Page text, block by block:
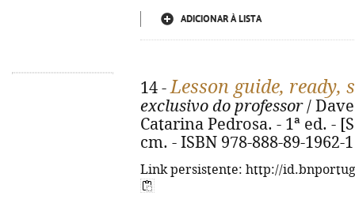
ADICIONAR À LISTA
14 -Lesson guide, ready,
exclusivo do professor/
Catarina Pedrosa. - 1ª ed. -
cm. - ISBN 978-888-89-1962-1
Link persistente: http://